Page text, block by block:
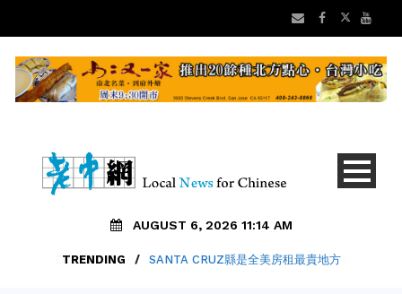
AUGUST 6, 2026 11:14 AM
TRENDING / SANTA CRUZ縣是全美房租最貴地方